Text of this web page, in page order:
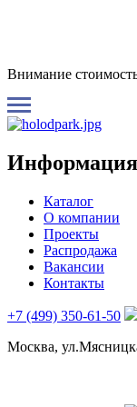
Внимание
Информация
Каталог
О компании
Проекты
Распродажа
Вакансии
Контакты
+7 (499) 350-61-50
Москва,